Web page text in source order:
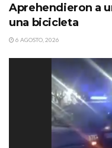
Aprehendieron a
una bicicleta
6 AGOSTO, 2026